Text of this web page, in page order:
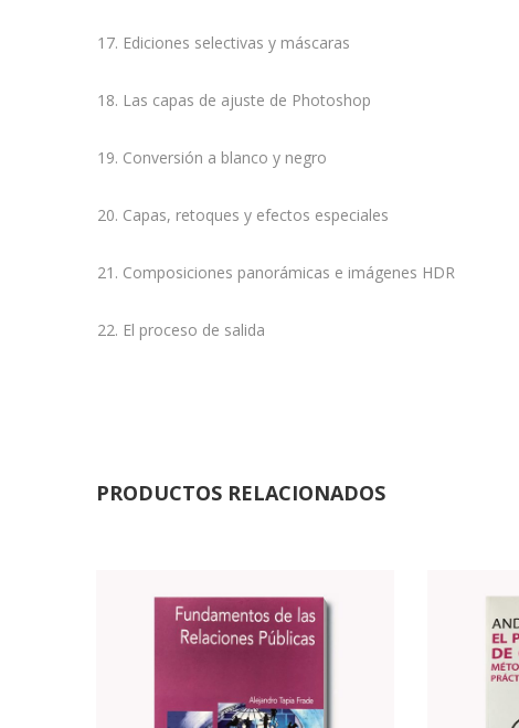
17. Ediciones selectivas y máscaras
18. Las capas de ajuste de Photoshop
19. Conversión a blanco y negro
20. Capas, retoques y efectos especiales
21. Composiciones panorámicas e imágenes HDR
22. El proceso de salida
PRODUCTOS RELACIONADOS